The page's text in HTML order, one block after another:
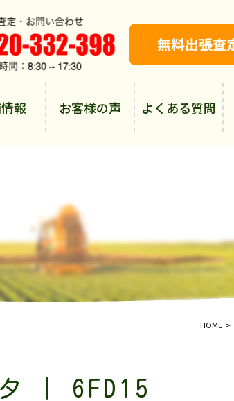
報 お客様の声 よくある質問
HOME
タ | 6FD15